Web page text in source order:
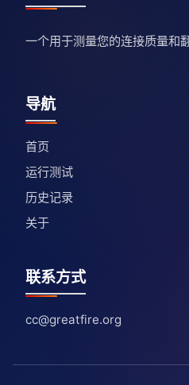
一个用于测量您的连接质量和
导航
首页
运行测试
历史记录
关于
联系方式
cc@greatfire.org